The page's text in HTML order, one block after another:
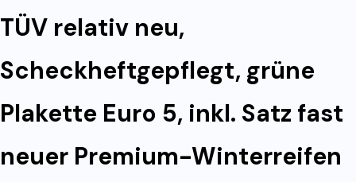
TÜV relativ neu,
Scheckheftgepflegt, grüne
Plakette Euro 5, inkl. Satz fast
neuer Premium-Winterreifen